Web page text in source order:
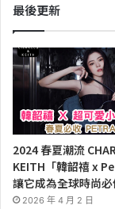
最後更新
2024 春夏潮流
KEITH「韓韶禧 x
讓它成為全球時尚必
2026 年 4 月 2 日